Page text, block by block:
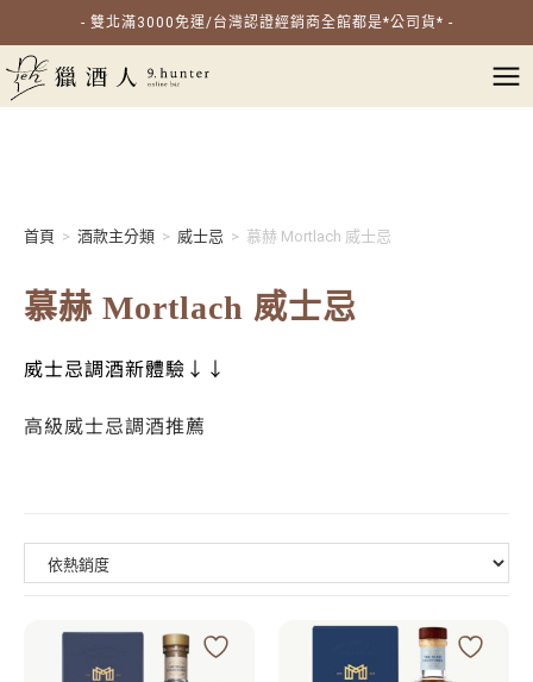
- 雙北滿3000免運/台灣認證經銷商全館都是*公司貨* -
首頁 > 酒款主分類 > 威士忌 > 慕赫 Mortlach 威士忌
慕赫 Mortlach 威士忌
威士忌調酒新體驗↓↓
高級威士忌調酒推薦